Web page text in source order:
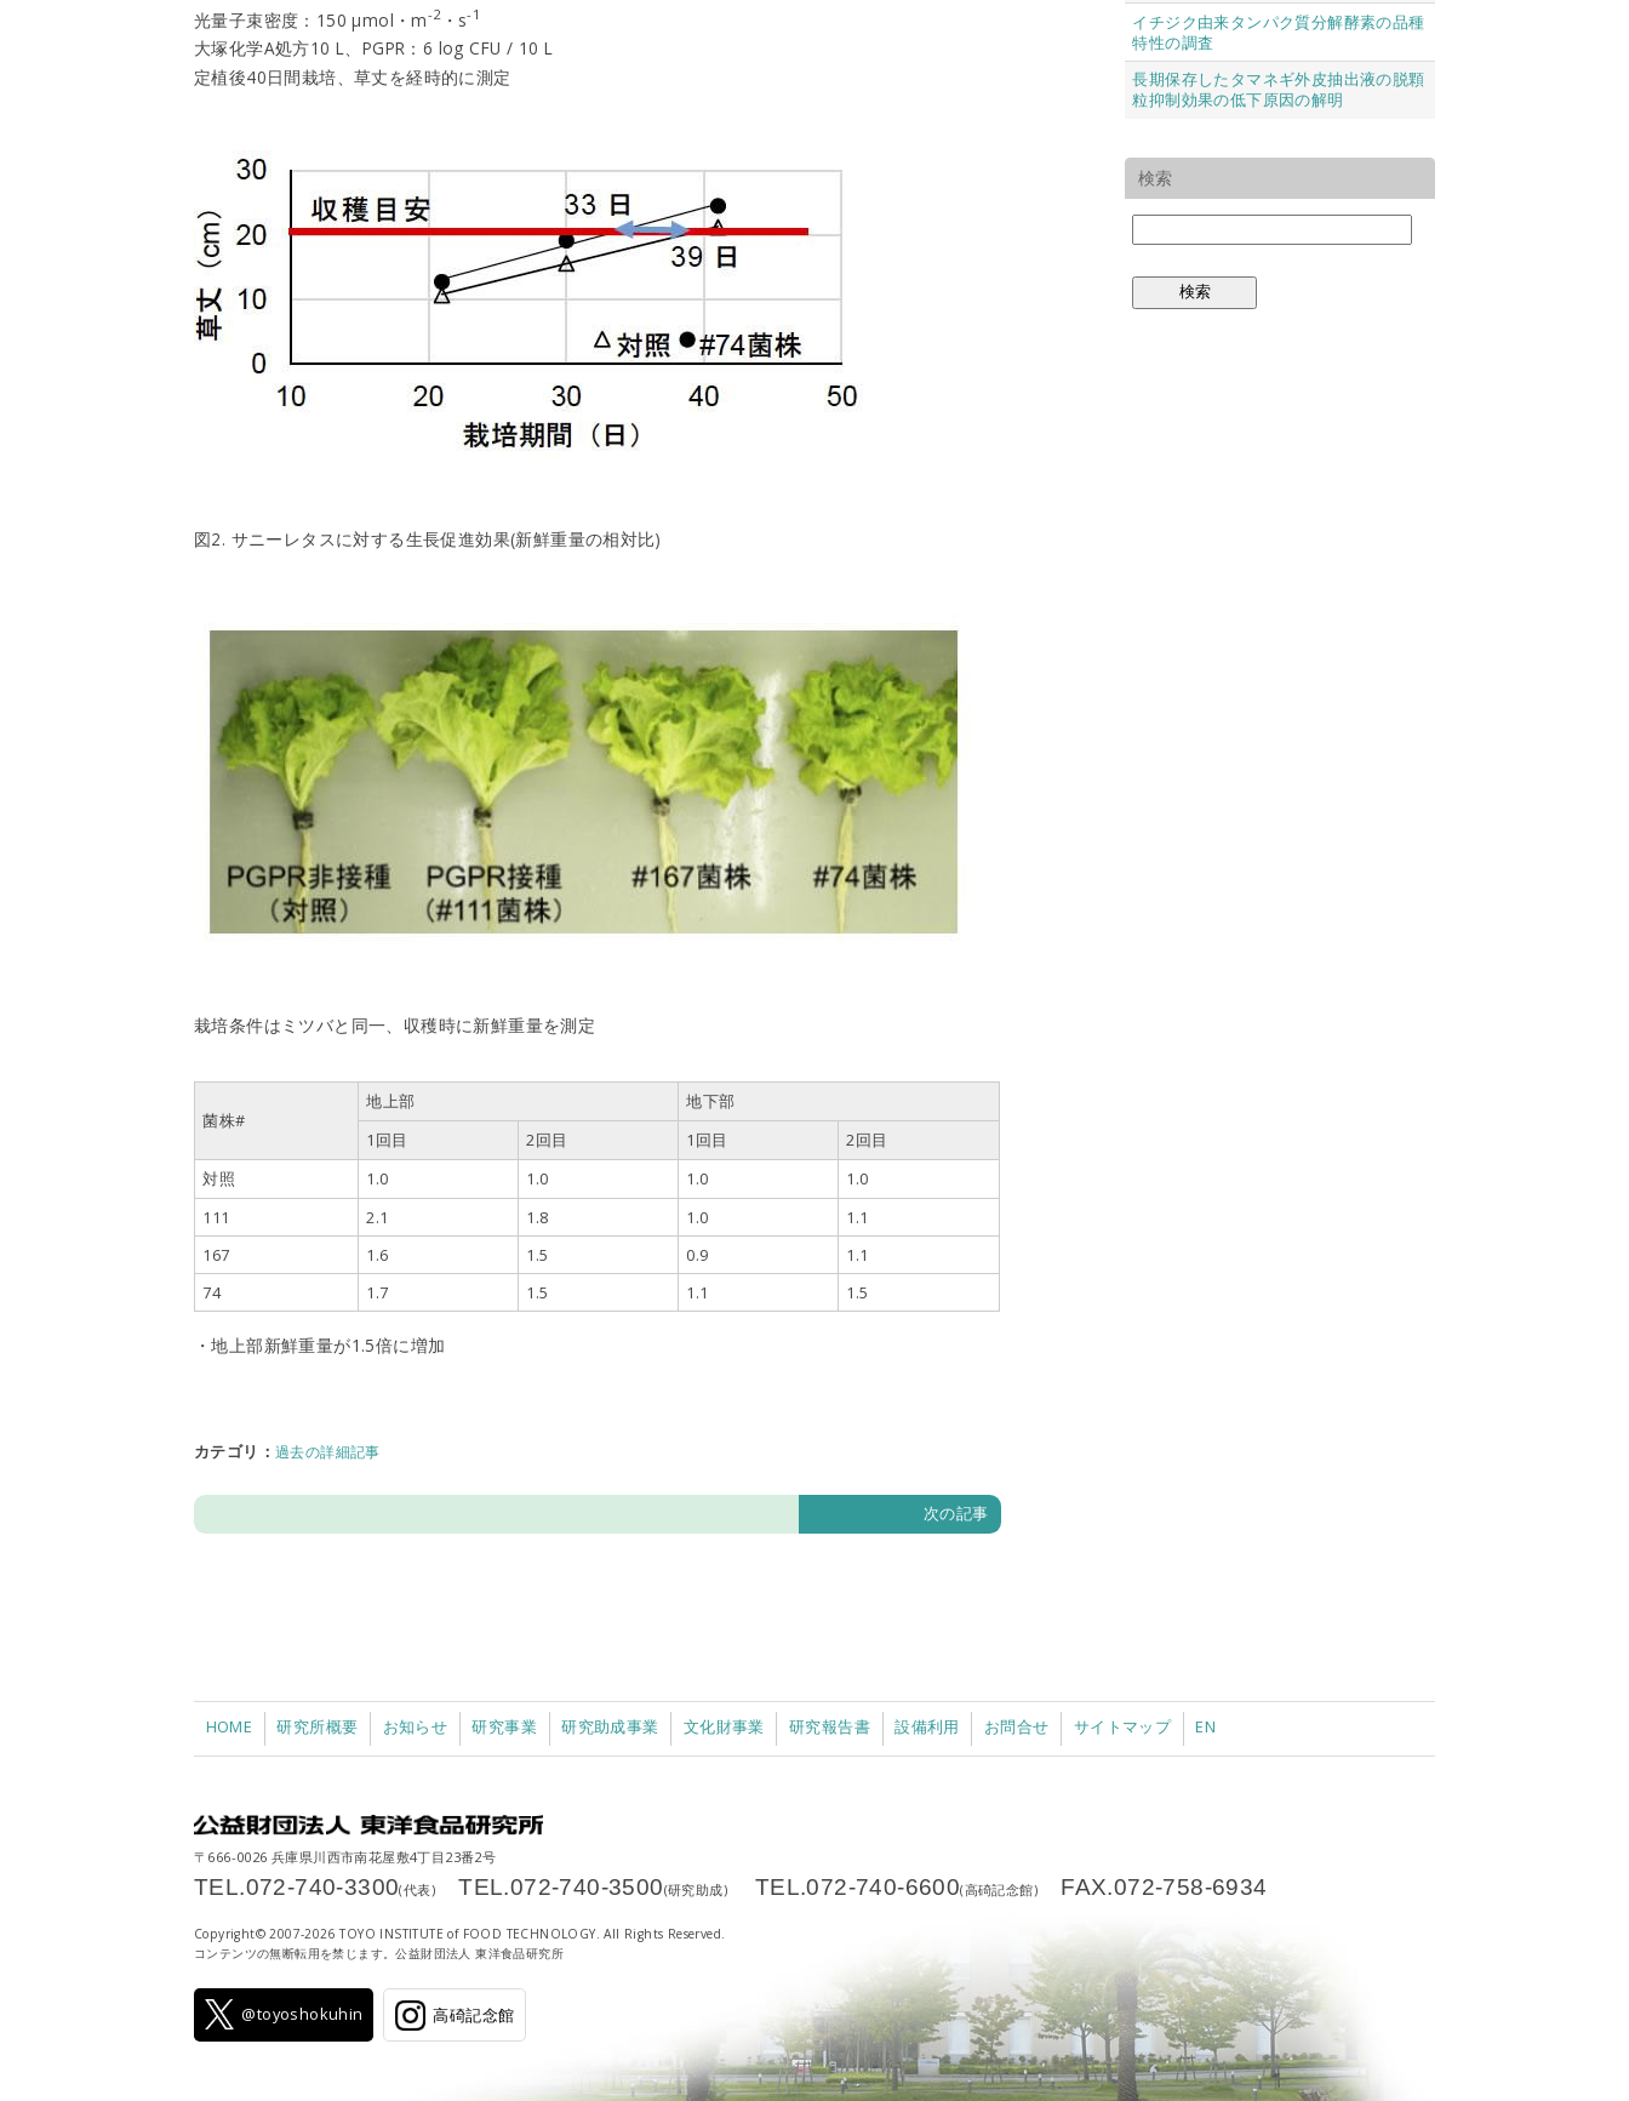
光量子束密度：150 μmol・m-2・s-1
大塚化学A処方10 L、PGPR：6 log CFU / 10 L
定植後40日間栽培、草丈を経時的に測定
図2. サニーレタスに対する生長促進効果(新鮮重量の相対比)
栽培条件はミツバと同一、収穫時に新鮮重量を測定
菌株#
地上部
地下部
1回目
2回目 1回目
2回目
対照
1.0 1.0 1.0
1.0
111
2.1 1.8 1.0
1.1
167
1.6 1.5 0.9
1.1
74
1.7 1.5 1.1 1.5
・地上部新鮮重量が1.5倍に増加
カテゴリ ：過去の詳細記事
次の記事
イチジク由来タンパク質分解酵素の品種
特性の調査
長期保存したタマネギ外皮抽出液の脱顆
粒抑制効果の低下原因の解明
検索
HOME 研究所概要 お知らせ 研究事業 研究助成事業 文化財事業 研究報告書 設備利用 お問合せ サイトマップ EN
〒666-0026 兵庫県川西市南花屋敷4丁目23番2号
TEL.072-740-3300(代表) TEL.072-740-3500(研究助成) TEL.072-740-6600(高碕記念館) FAX.072-758-6934
Copyright© 2007-2026 TOYO INSTITUTE of FOOD TECHNOLOGY. All Rights Reserved.
コンテンツの無断転用を禁じます。公益財団法人 東洋食品研究所
@toyoshokuhin 高碕記念館